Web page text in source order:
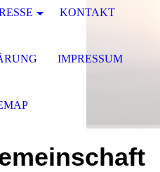
KONTAKT
IMPRESSUM